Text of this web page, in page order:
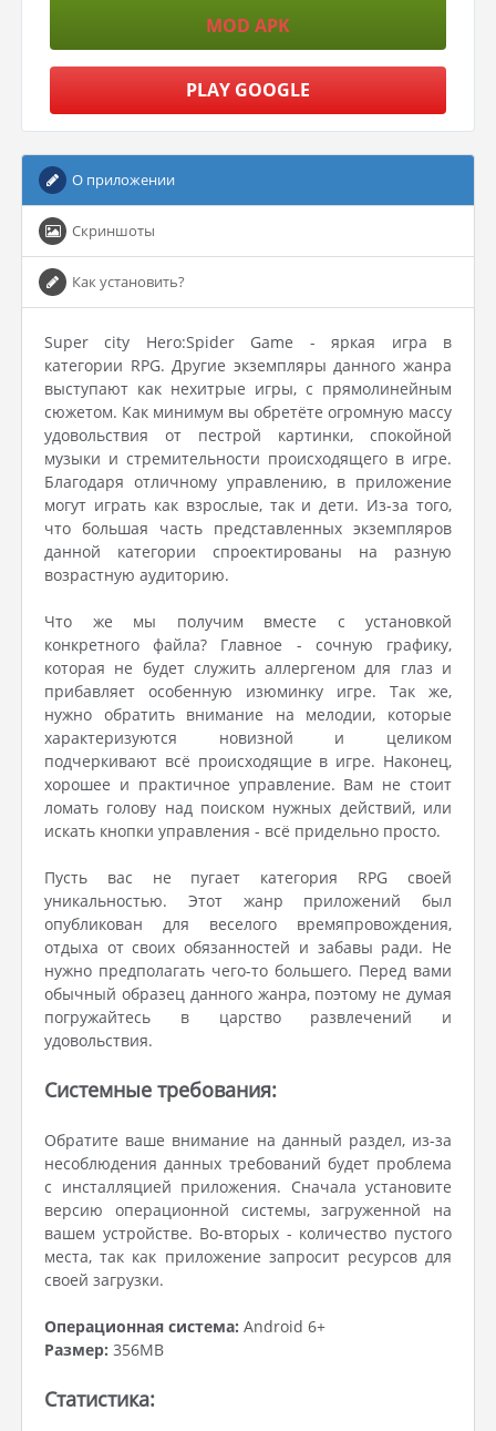
MOD APK
PLAY GOOGLE
О приложении
Скриншоты
Как установить?
Super city Hero:Spider Game - яркая игра в
категории RPG. Другие экземпляры данного жанра
выступают как нехитрые игры, с прямолинейным
сюжетом. Как минимум вы обретёте огромную массу
удовольствия от пестрой картинки, спокойной
музыки и стремительности происходящего в игре.
Благодаря отличному управлению, в приложение
могут играть как взрослые, так и дети. Из-за того,
что большая часть представленных экземпляров
данной категории спроектированы на разную
возрастную аудиторию.
Что же мы получим вместе с установкой
конкретного файла? Главное - сочную графику,
которая не будет служить аллергеном для глаз и
прибавляет особенную изюминку игре. Так же,
нужно обратить внимание на мелодии, которые
характеризуются новизной и целиком
подчеркивают всё происходящие в игре. Наконец,
хорошее и практичное управление. Вам не стоит
ломать голову над поиском нужных действий, или
искать кнопки управления - всё придельно просто.
Пусть вас не пугает категория RPG своей
уникальностью. Этот жанр приложений был
опубликован для веселого времяпровождения,
отдыха от своих обязанностей и забавы ради. Не
нужно предполагать чего-то большего. Перед вами
обычный образец данного жанра, поэтому не думая
погружайтесь в царство развлечений и
удовольствия.
Системные требования:
Обратите ваше внимание на данный раздел, из-за
несоблюдения данных требований будет проблема
с инсталляцией приложения. Сначала установите
версию операционной системы, загруженной на
вашем устройстве. Во-вторых - количество пустого
места, так как приложение запросит ресурсов для
своей загрузки.
Операционная система: Android 6+
Размер: 356MB
Статистика: